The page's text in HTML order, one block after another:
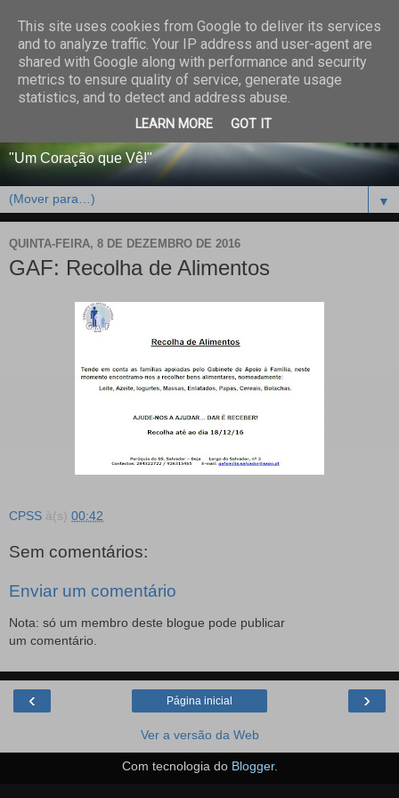
CENTRO PAROQUIAL E
SOCIAL DO SALVADOR
DE BEJA
"Um Coração que Vê!"
▼
QUINTA-FEIRA, 8 DE DEZEMBRO DE 2016
GAF: Recolha de Alimentos
CPSS à(s) 00:42
Sem comentários:
Enviar um comentário
Nota: só um membro deste blogue pode publicar
um comentário.
‹ ›
Página inicial
Ver a versão da Web
Com tecnologia do Blogger.
This site uses cookies from Google to deliver its services
and to analyze traffic. Your IP address and user-agent are
shared with Google along with performance and security
metrics to ensure quality of service, generate usage
statistics, and to detect and address abuse.
LEARN MORE GOT IT